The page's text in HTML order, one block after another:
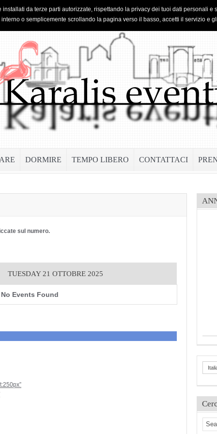
DORMIRE TEMPO LIBERO CONTATTACI
sul numero.
TUESDAY 21 OTTOBRE 2025
No Events Found
da terze parti autorizzate, rispettando la privacy dei tuoi dati personali
o semplicemente scrollando la pagina verso il basso, accetti il servizio e